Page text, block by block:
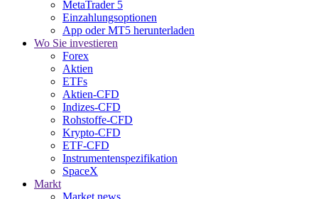
MetaTrader 5
Einzahlungsoptionen
App oder MT5 herunterladen
Wo Sie investieren
Forex
Aktien
ETFs
Aktien-CFD
Indizes-CFD
Rohstoffe-CFD
Krypto-CFD
ETF-CFD
Instrumentenspezifikation
SpaceX
Markt
Market news